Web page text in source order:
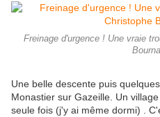
Freinage d'urgence ! Une vraie
Une belle descente puis
Monastier sur Gazeille. Un
seule fois (j'y ai même dormi) .